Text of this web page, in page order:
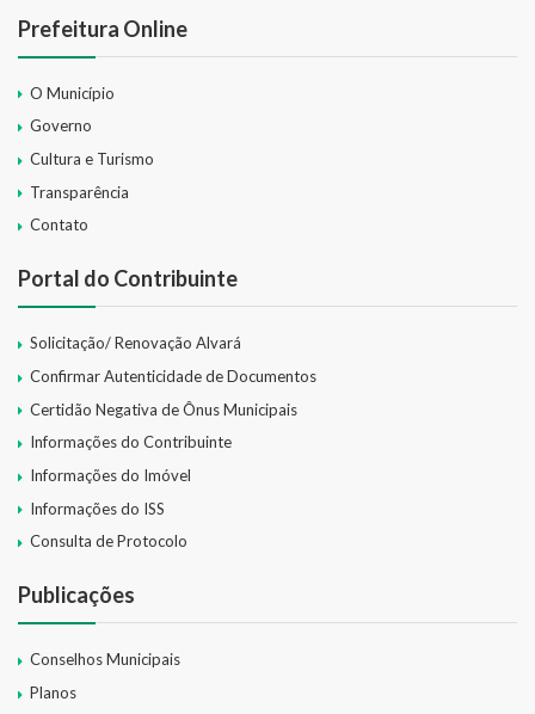
Prefeitura Online
O Município
Governo
Cultura e Turismo
Transparência
Contato
Portal do Contribuinte
Solicitação/ Renovação Alvará
Confirmar Autenticidade de Documentos
Certidão Negativa de Ônus Municipais
Informações do Contribuinte
Informações do Imóvel
Informações do ISS
Consulta de Protocolo
Publicações
Conselhos Municipais
Planos